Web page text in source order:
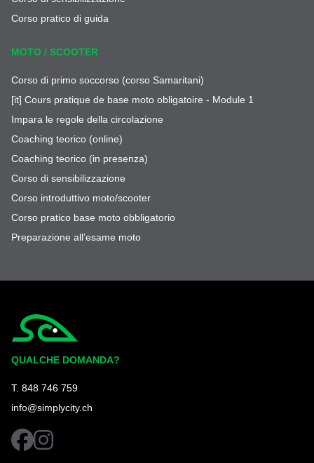
Corso pratico di guida
MOTO / SCOOTER
Corso di primo soccorso (corso Samaritani)
[it] Cours pratique de base moto obligatoire - Module 1
Impara le regole della circolazione
Coaching teorico (online)
Coaching teorico (in presenza)
Corso di sensibilizzazione
Corso introduttivo moto/scooter
Corso pratico base moto obbligatorio
Preparazione all’esame moto
QUALCHE DOMANDA?
T. 848 746 759
info@simplycity.ch
facebookinstagram